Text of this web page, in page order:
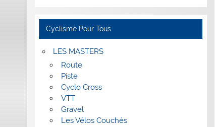
Cyclisme Pour Tous
LES MASTERS
Route
Piste
Cyclo Cross
VTT
Gravel
Les Vélos Couchés